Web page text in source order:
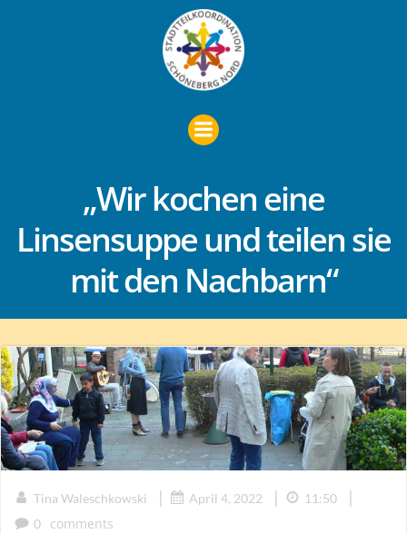
Zum
Inhalt
springen
„Wir kochen eine
Linsensuppe und teilen sie
mit den Nachbarn“
Tina Waleschkowski | April 4, 2022 | 11:50 |
0 comments